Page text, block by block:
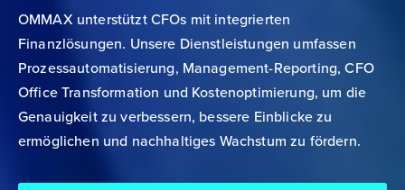
OMMAX unterstützt CFOs mit integrierten
Finanzlösungen. Unsere Dienstleistungen umfassen
Prozessautomatisierung, Management-Reporting, CFO
Office Transformation und Kostenoptimierung, um die
Genauigkeit zu verbessern, bessere Einblicke zu
ermöglichen und nachhaltiges Wachstum zu fördern.